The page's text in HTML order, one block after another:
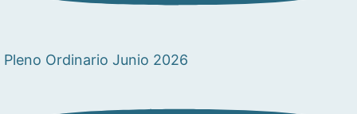
Pleno Ordinario Junio 2026